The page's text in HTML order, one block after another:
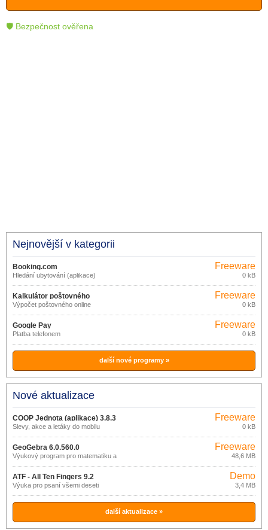
🛡 Bezpečnost ověřena
Nejnovější v kategorii
Booking.com
Hledání ubytování (aplikace)
Freeware
0 kB
Kalkulátor poštovného
Výpočet poštovného online
Freeware
0 kB
Google Pay
Platba telefonem
Freeware
0 kB
další nové programy »
Nové aktualizace
COOP Jednota (aplikace) 3.8.3
Slevy, akce a letáky do mobilu
Freeware
0 kB
GeoGebra 6.0.560.0
Výukový program pro matematiku a
Freeware
48,6 MB
ATF - All Ten Fingers 9.2
Výuka pro psaní všemi deseti
Demo
3,4 MB
další aktualizace »